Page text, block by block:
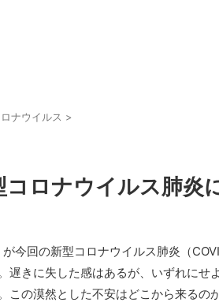
ナウイルス >
コロナウイルス肺炎
今回の新型コロナウイルス肺炎（
遅きに失した感はあるが、いずれにせ
この漠然とした不安はどこから来るの